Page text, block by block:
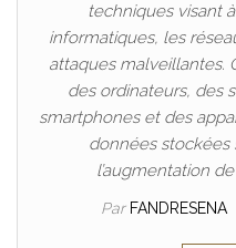
techniques visant
informatiques, les
attaques malveillantes.
des ordinateurs, des
smartphones et des
données stockées
l’augmentation
Par FANDRESENA